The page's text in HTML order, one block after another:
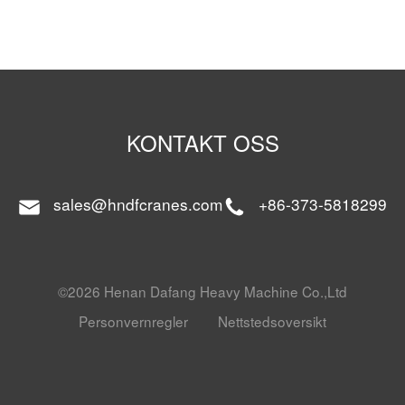
KONTAKT OSS
sales@hndfcranes.com +86-373-5818299
©2026 Henan Dafang Heavy Machine Co.,Ltd
Personvernregler
Nettstedsoversikt